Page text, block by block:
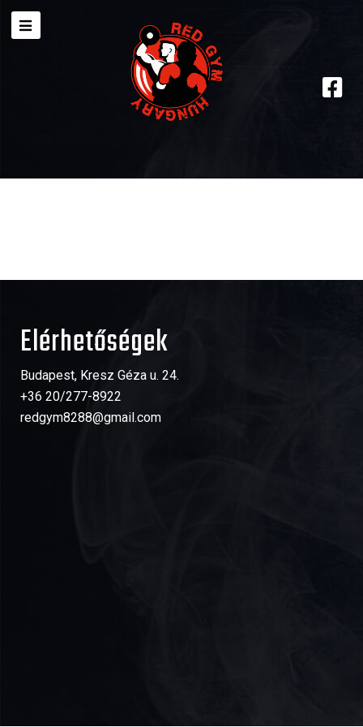
Elérhetőségek
Budapest, Kresz Géza u. 24.
+36 20/277-8922
redgym8288@gmail.com